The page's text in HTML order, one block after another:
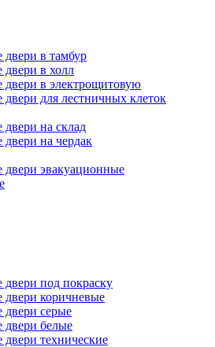
в тамбур
в холл
в электрощитовую
для лестничных клеток
на склад
на чердак
эвакуационные
под покраску
коричневые
серые
белые
технические